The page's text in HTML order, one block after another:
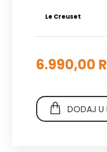
Le Creuset
6.990,00
DODAJ U